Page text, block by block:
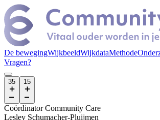
De bewegingWijkbeeldWijkdataMethode
Vragen?
35 15
Coördinator Community Care
Lesley Schumacher-Pluijmen